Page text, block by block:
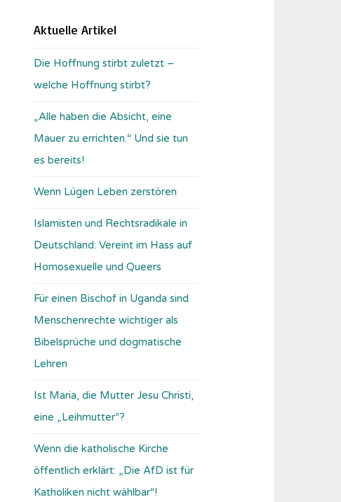
Aktuelle Artikel
Die Hoffnung stirbt zuletzt –
welche Hoffnung stirbt?
„Alle haben die Absicht, eine
Mauer zu errichten.“ Und sie tun
es bereits!
Wenn Lügen Leben zerstören
Islamisten und Rechtsradikale in
Deutschland: Vereint im Hass auf
Homosexuelle und Queers
Für einen Bischof in Uganda sind
Menschenrechte wichtiger als
Bibelsprüche und dogmatische
Lehren
Ist Maria, die Mutter Jesu Christi,
eine „Leihmutter“?
Wenn die katholische Kirche
öffentlich erklärt: „Die AfD ist für
Katholiken nicht wählbar“!